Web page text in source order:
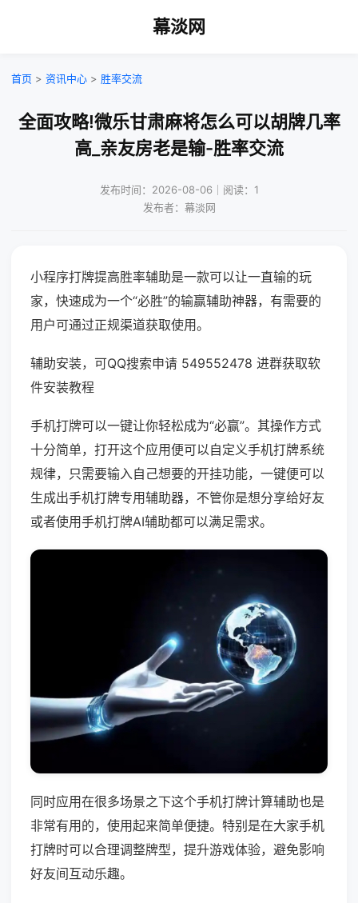
幕淡网
首页 > 资讯中心 > 胜率交流
全面攻略!微乐甘肃麻将怎么可以胡牌几率
高_亲友房老是输-胜率交流
发布时间：2026-08-06｜阅读：1
发布者：幕淡网
小程序打牌提高胜率辅助是一款可以让一直输的玩
家，快速成为一个“必胜”的输赢辅助神器，有需要的
用户可通过正规渠道获取使用。
辅助安装，可QQ搜索申请 549552478 进群获取软
件安装教程
手机打牌可以一键让你轻松成为“必赢”。其操作方式
十分简单，打开这个应用便可以自定义手机打牌系统
规律，只需要输入自己想要的开挂功能，一键便可以
生成出手机打牌专用辅助器，不管你是想分享给好友
或者使用手机打牌AI辅助都可以满足需求。
同时应用在很多场景之下这个手机打牌计算辅助也是
非常有用的，使用起来简单便捷。特别是在大家手机
打牌时可以合理调整牌型，提升游戏体验，避免影响
好友间互动乐趣。